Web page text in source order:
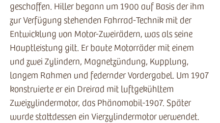
geschaffen. Hiller begann um 1900 auf Basis der ihm
zur Verfügung stehenden Fahrrad-Technik mit der
Entwicklung von Motor-Zweirädern, was als seine
Hauptleistung gilt. Er baute Motorräder mit einem
und zwei Zylindern, Magnetzündung, Kupplung,
langem Rahmen und federnder Vordergabel. Um 1907
konstruierte er ein Dreirad mit luftgekühltem
Zweizylindermotor, das Phänomobil-1907. Später
wurde stattdessen ein Vierzylindermotor verwendet.